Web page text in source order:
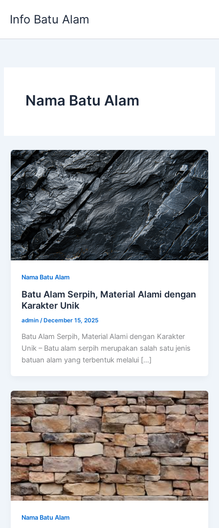
Info Batu Alam
Nama Batu Alam
Nama Batu Alam
Batu Alam Serpih, Material Alami dengan
Karakter Unik
admin /December 15, 2025
Batu Alam Serpih, Material Alami dengan Karakter
Unik – Batu alam serpih merupakan salah satu jenis
batuan alam yang terbentuk melalui […]
Nama Batu Alam